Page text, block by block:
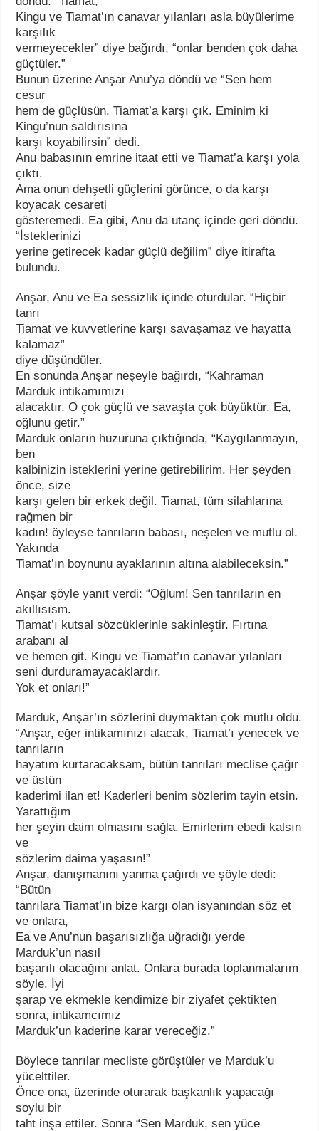
Kingu ve Tiamat’ın canavar yılanları asla büyülerime
karşılık
vermeyecekler” diye bağırdı, “onlar benden çok daha
güçtüler.”
Bunun üzerine Anşar Anu’ya döndü ve “Sen hem
cesur
hem de güçlüsün. Tiamat’a karşı çık. Eminim ki
Kingu’nun saldırısına
karşı koyabilirsin” dedi.
Anu babasının emrine itaat etti ve Tiamat’a karşı yola
çıktı.
Ama onun dehşetli güçlerini görünce, o da karşı
koyacak cesareti
gösteremedi. Ea gibi, Anu da utanç içinde geri döndü.
“İsteklerinizi
yerine getirecek kadar güçlü değilim” diye itirafta
bulundu.
Anşar, Anu ve Ea sessizlik içinde oturdular. “Hiçbir
tanrı
Tiamat ve kuvvetlerine karşı savaşamaz ve hayatta
kalamaz”
diye düşündüler.
En sonunda Anşar neşeyle bağırdı, “Kahraman
Marduk intikamımızı
alacaktır. O çok güçlü ve savaşta çok büyüktür. Ea,
oğlunu getir.”
Marduk onların huzuruna çıktığında, “Kaygılanmayın,
ben
kalbinizin isteklerini yerine getirebilirim. Her şeyden
önce, size
karşı gelen bir erkek değil. Tiamat, tüm silahlarına
rağmen bir
kadın! öyleyse tanrıların babası, neşelen ve mutlu ol.
Yakında
Tiamat’ın boynunu ayaklarının altına alabileceksin.”
Anşar şöyle yanıt verdi: “Oğlum! Sen tanrıların en
akıllısısm.
Tiamat’ı kutsal sözcüklerinle sakinleştir. Fırtına
arabanı al
ve hemen git. Kingu ve Tiamat’ın canavar yılanları
seni durduramayacaklardır.
Yok et onları!”
Marduk, Anşar’ın sözlerini duymaktan çok mutlu oldu.
“Anşar, eğer intikamınızı alacak, Tiamat’ı yenecek ve
tanrıların
hayatım kurtaracaksam, bütün tanrıları meclise çağır
ve üstün
kaderimi ilan et! Kaderleri benim sözlerim tayin etsin.
Yarattığım
her şeyin daim olmasını sağla. Emirlerim ebedi kalsın
ve
sözlerim daima yaşasın!”
Anşar, danışmanını yanma çağırdı ve şöyle dedi:
“Bütün
tanrılara Tiamat’ın bize kargı olan isyanından söz et
ve onlara,
Ea ve Anu’nun başarısızlığa uğradığı yerde
Marduk’un nasıl
başarılı olacağını anlat. Onlara burada toplanmalarım
söyle. İyi
şarap ve ekmekle kendimize bir ziyafet çektikten
sonra, intikamcımız
Marduk’un kaderine karar vereceğiz.”
Böylece tanrılar mecliste görüştüler ve Marduk’u
yücelttiler.
Önce ona, üzerinde oturarak başkanlık yapacağı
soylu bir
taht inşa ettiler. Sonra “Sen Marduk, sen yüce